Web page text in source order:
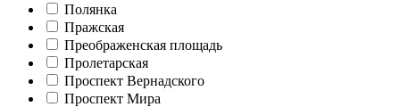
Полянка
Пражская
Преображенская площадь
Пролетарская
Проспект Вернадского
Проспект Мира